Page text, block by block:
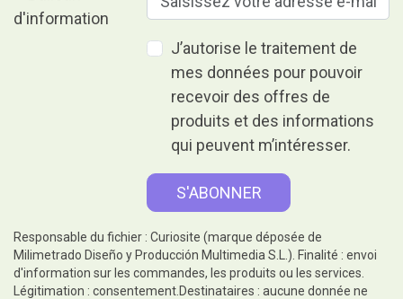
J’autorise le traitement de
mes données pour pouvoir
recevoir des offres de
produits et des informations
qui peuvent m’intéresser.
Responsable du fichier : Curiosite (marque déposée de
Milimetrado Diseño y Producción Multimedia S.L.). Finalité : envoi
d'information sur les commandes, les produits ou les services.
Légitimation : consentement.Destinataires : aucune donnée ne